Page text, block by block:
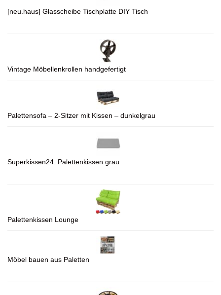
[neu.haus] Glasscheibe Tischplatte DIY Tisch
Vintage Möbellenkrollen handgefertigt
Palettensofa – 2-Sitzer mit Kissen – dunkelgrau
Superkissen24. Palettenkissen grau
Palettenkissen Lounge
Möbel bauen aus Paletten